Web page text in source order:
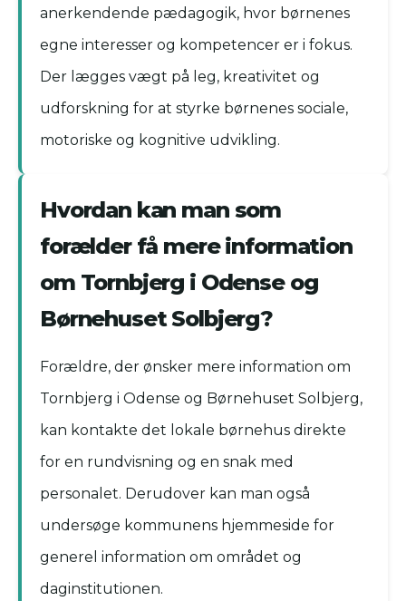
anerkendende pædagogik, hvor børnenes
egne interesser og kompetencer er i fokus.
Der lægges vægt på leg, kreativitet og
udforskning for at styrke børnenes sociale,
motoriske og kognitive udvikling.
Hvordan kan man som
forælder få mere information
om Tornbjerg i Odense og
Børnehuset Solbjerg?
Forældre, der ønsker mere information om
Tornbjerg i Odense og Børnehuset Solbjerg,
kan kontakte det lokale børnehus direkte
for en rundvisning og en snak med
personalet. Derudover kan man også
undersøge kommunens hjemmeside for
generel information om området og
daginstitutionen.